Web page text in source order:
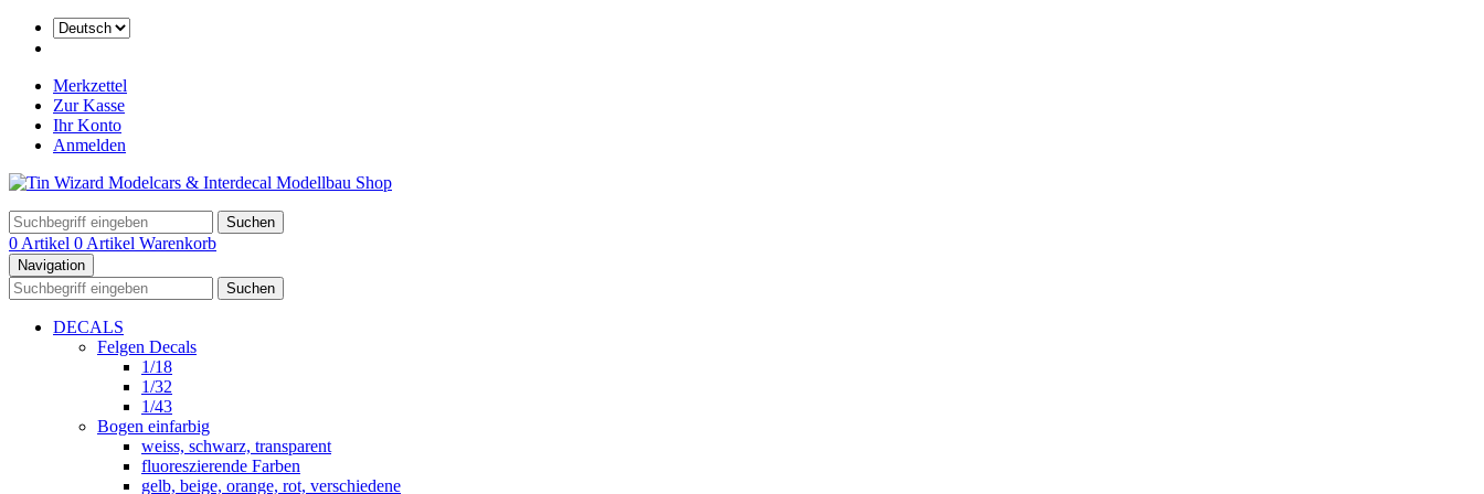
Merkzettel
Zur Kasse
Ihr Konto
Anmelden
Suchen
0 Artikel 0 Artikel Warenkorb
Navigation
Suchen
DECALS
Felgen Decals
1/18
1/32
1/43
Bogen einfarbig
weiss, schwarz, transparent
fluoreszierende Farben
gelb, beige, orange, rot, verschiedene